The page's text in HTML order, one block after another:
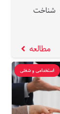
شناخت
مطالعه
استخدامی و شغلی